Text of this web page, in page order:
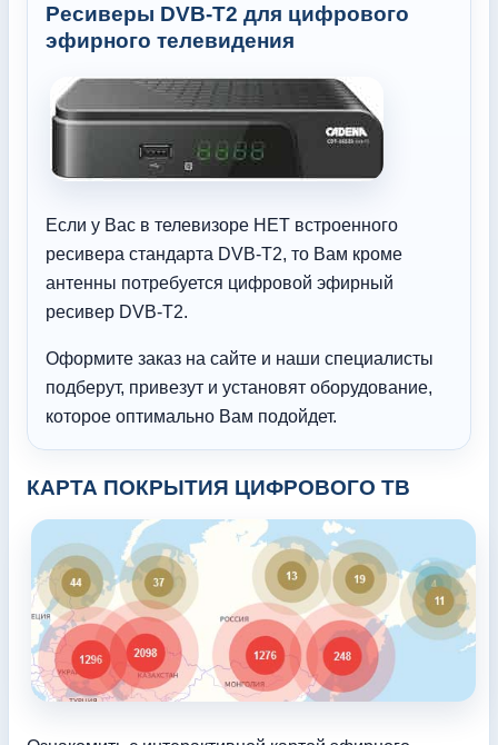
Ресиверы DVB-T2 для цифрового
эфирного телевидения
Если у Вас в телевизоре НЕТ встроенного
ресивера стандарта DVB-T2, то Вам кроме
антенны потребуется цифровой эфирный
ресивер DVB-T2.
Оформите заказ на сайте и наши специалисты
подберут, привезут и установят оборудование,
которое оптимально Вам подойдет.
КАРТА ПОКРЫТИЯ ЦИФРОВОГО ТВ